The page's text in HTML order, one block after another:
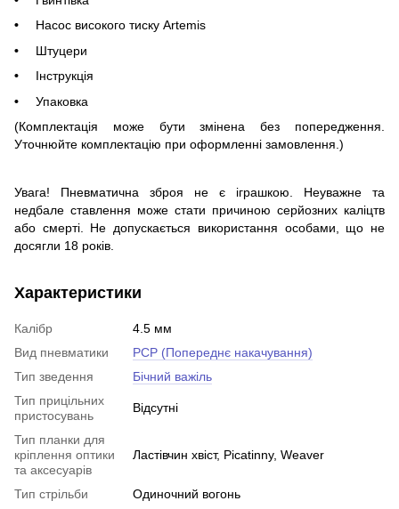
Насос високого тиску Artemis
Штуцери
Інструкція
Упаковка
(Комплектація може бути змінена без попередження.
Уточнюйте комплектацію при оформленні замовлення .)
Увага! Пневматична зброя не є іграшкою. Неуважне та
недбале ставлення може стати причиною серйозних каліцтв
або смерті. Не допускається використання особами, що не
досягли 18 років.
Характеристики
Калібр
4.5 мм
Вид пневматики
PCP (Попереднє накачування)
Тип зведення
Бічний важіль
Тип прицільних
пристосувань
Відсутні
Тип планки для
кріплення оптики
та аксесуарів
Ластівчин хвіст, Picatinny, Weaver
Тип стрільби
Одиночний вогонь